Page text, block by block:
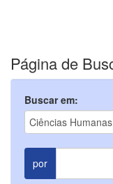
Página de
Buscar em:
por